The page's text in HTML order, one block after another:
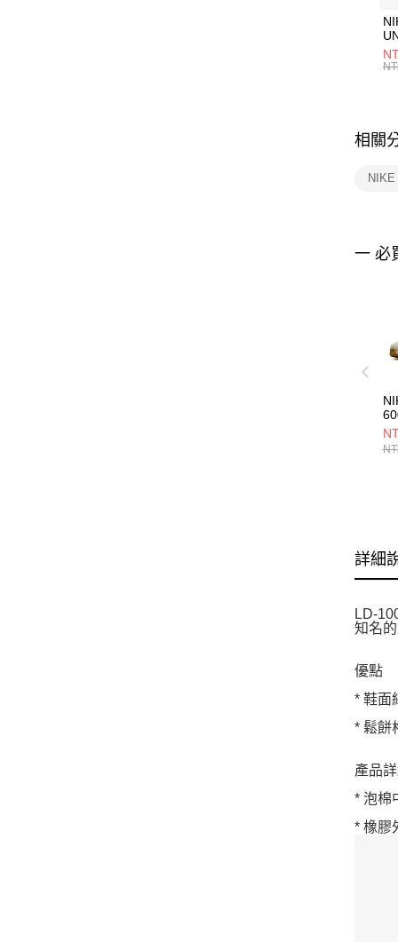
統
相關
一 必
詳細
LD-
知名
優點
* 鞋面
* 鬆餅
產品
* 泡棉
* 橡膠